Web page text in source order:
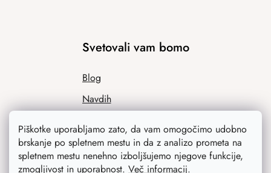
Piškotke uporabljamo zato, da vam omogočimo udobno
brskanje po spletnem mestu in da z analizo prometa na
spletnem mestu nenehno izboljšujemo njegove funkcije,
zmogljivost in uporabnost. Več informacij.
Svetovali vam bomo
Blog
Navdih